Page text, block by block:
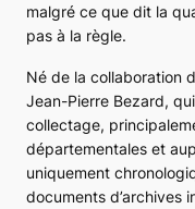
malgré ce que dit la
pas à la règle.
Né de la collaboration
Jean-Pierre Bezard,
collectage,
départementales et
uniquement
documents d’archives